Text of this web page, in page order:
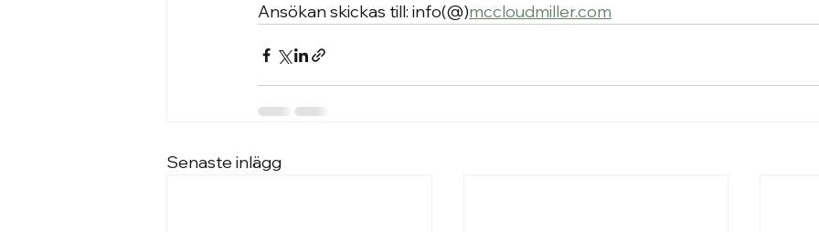
Ansökan skickas till: info(@)mccloudmiller.com
Senaste inlägg